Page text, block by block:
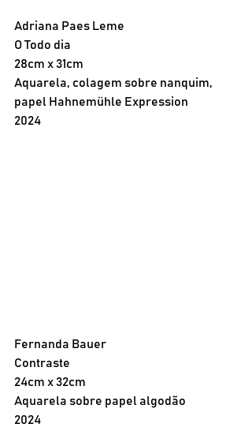
Adriana Paes Leme
O Todo dia
28cm x 31cm
Aquarela, colagem sobre nanquim,
papel Hahnemühle Expression
2024
Fernanda Bauer
Contraste
24cm x 32cm
Aquarela sobre papel algodão
2024